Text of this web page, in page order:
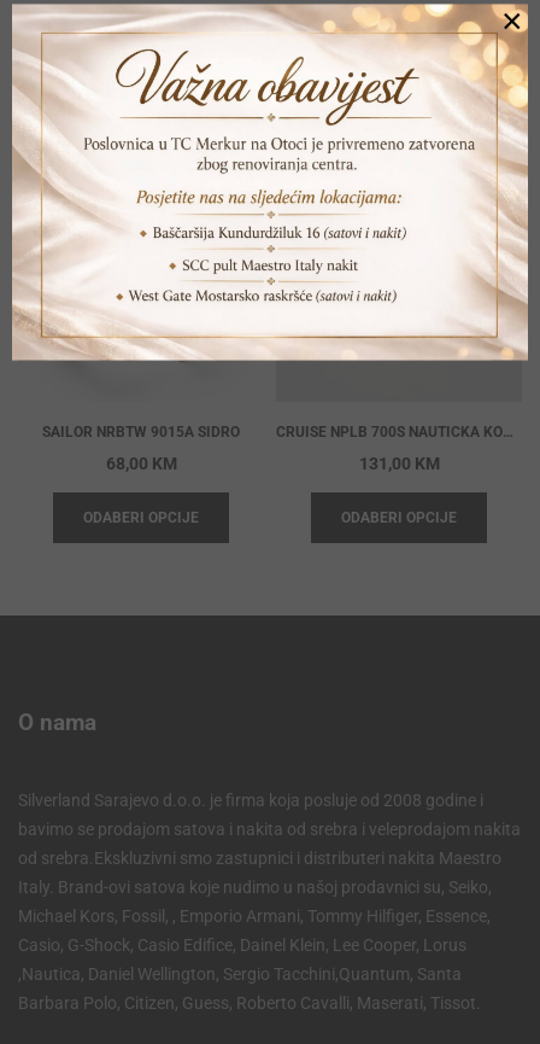
POVEZANI PROIZVODI
SAILOR NRBTW 9015A SIDRO
68,00 KM
ODABERI OPCIJE
CRUISE NPLB 700S NAUTICKA KOPCA
131,00 KM
ODABERI OPCIJE
O nama
Silverland Sarajevo d.o.o. je firma koja posluje od 2008 godine i
bavimo se prodajom satova i nakita od srebra i veleprodajom nakita
od srebra.Ekskluzivni smo zastupnici i distributeri nakita Maestro
Italy. Brand-ovi satova koje nudimo u našoj prodavnici su, Seiko,
Michael Kors, Fossil, , Emporio Armani, Tommy Hilfiger, Essence,
Casio, G-Shock, Casio Edifice, Dainel Klein, Lee Cooper, Lorus
,Nautica, Daniel Wellington, Sergio Tacchini,Quantum, Santa
Barbara Polo, Citizen, Guess, Roberto Cavalli, Maserati, Tissot.
×